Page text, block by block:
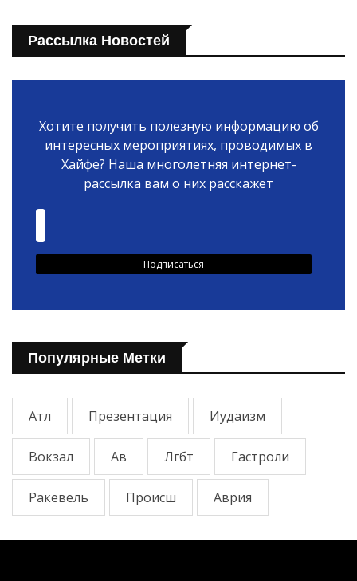
Рассылка Новостей
Хотите получить полезную информацию об
интересных мероприятиях, проводимых в
Хайфе? Наша многолетняя интернет-
рассылка вам о них расскажет
Популярные Метки
Атл Презентация Иудаизм
Вокзал Ав Лгбт Гастроли
Ракевель Происш Аврия